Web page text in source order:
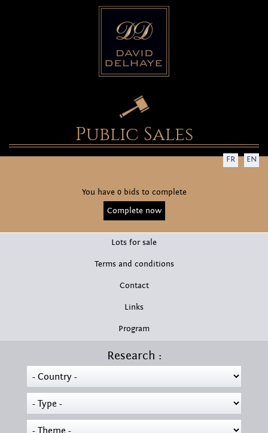
Public Sales
FR EN
You have 0 bids to complete
Complete now
Lots for sale
Terms and conditions
Contact
Links
Program
Research :